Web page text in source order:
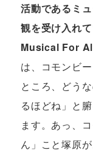
活動であるミ
観を受け入れ
Musical For All
は、コモンビ
ところ、どう
るほどね」と
ます。あっ、
ん」こと塚原が